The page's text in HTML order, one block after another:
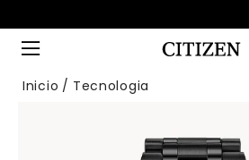
Inicio Tecnologia